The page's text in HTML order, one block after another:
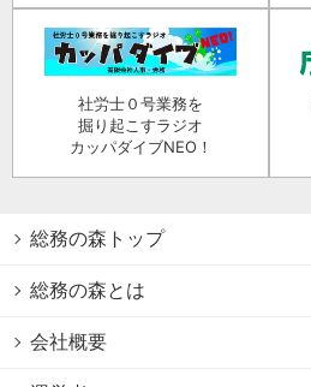
社労士０号業務を
掘り起こすラジオ
カッパダイブNEO！
総務の森トップ
総務の森とは
会社概要